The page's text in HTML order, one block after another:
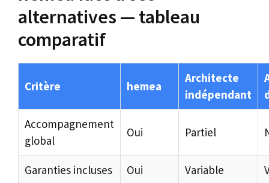
alternatives — tableau
comparatif
Critère hemea
Architecte
indépendant
Accompagnement
global
Oui Partiel
Garanties incluses Oui Variable